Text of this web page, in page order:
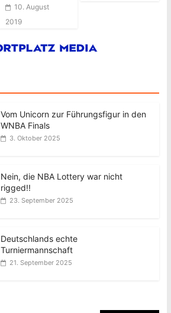
10. August
2019
Vom Unicorn zur Führungsfigur in den
WNBA Finals
3. Oktober 2025
Nein, die NBA Lottery war nicht
rigged!!
23. September 2025
Deutschlands echte
Turniermannschaft
21. September 2025